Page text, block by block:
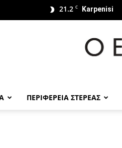
21.2 C Karpenisi
ΠΕΡΙΦΕΡΕΙΑ ΣΤΕΡΕΑΣ